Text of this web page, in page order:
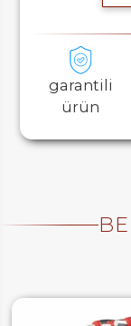
garantili
ürün